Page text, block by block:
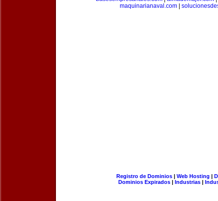
maquinarianaval.com|
Registro de Dominios| Web Hosting |
Dominios Expirados | Industrias |